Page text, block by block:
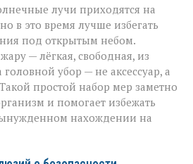
лучи приходятся на
в это время лучше избегать
под открытым небом.
— лёгкая, свободная, из
убор — не аксессуар, а
простой набор мер заметно
и помогает избежать
нахождении на